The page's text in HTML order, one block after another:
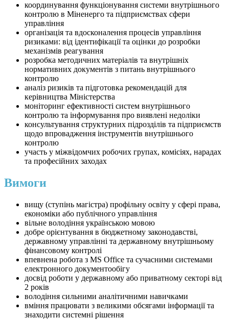
координування функціонування системи внутрішнього
контролю в Міненерго та підприємствах сфери
управління
організація та вдосконалення процесів управління
ризиками: від ідентифікації та оцінки до розробки
механізмів реагування
розробка методичних матеріалів та внутрішніх
нормативних документів з питань внутрішнього
контролю
аналіз ризиків та підготовка рекомендацій для
керівництва Міністерства
моніторинг ефективності систем внутрішнього
контролю та інформування про виявлені недоліки
консультування структурних підрозділів та підприємств
щодо впровадження інструментів внутрішнього
контролю
участь у міжвідомчих робочих групах, комісіях, нарадах
та професійних заходах
Вимоги
вищу (ступінь магістра) профільну освіту у сфері права,
економіки або публічного управління
вільне володіння українською мовою
добре орієнтування в бюджетному законодавстві,
державному управлінні та державному внутрішньому
фінансовому контролі
впевнена робота з MS Office та сучасними системами
електронного документообігу
досвід роботи у державному або приватному секторі від
2 років
володіння сильними аналітичними навичками
вміння працювати з великими обсягами інформації та
знаходити системні рішення